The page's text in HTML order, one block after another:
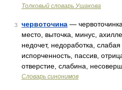
Толковый словарь Ушакова
3 червоточина —
место, выточка, минус,
недочет, недоработка,
испорченность, пассив,
отверстие, слабина,
Словарь синонимов